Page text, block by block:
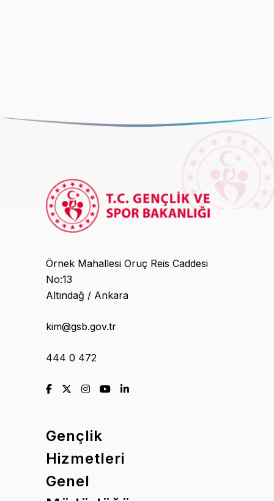
Örnek Mahallesi Oruç Reis Caddesi
No:13
Altındağ / Ankara
kim@gsb.gov.tr
444 0 472
Gençlik
Hizmetleri
Genel